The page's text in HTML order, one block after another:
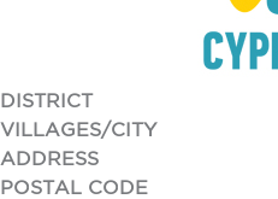
DISTRICT
VILLAGES/CITY
ADDRESS
POSTAL CODE